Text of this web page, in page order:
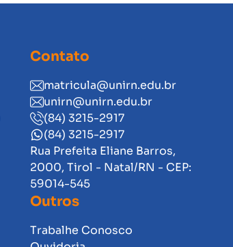
Contato
matricula@unirn.edu.br
unirn@unirn.edu.br
(84) 3215-2917
(84) 3215-2917
Rua Prefeita Eliane Barros,
2000, Tirol - Natal/RN - CEP:
59014-545
Outros
Trabalhe Conosco